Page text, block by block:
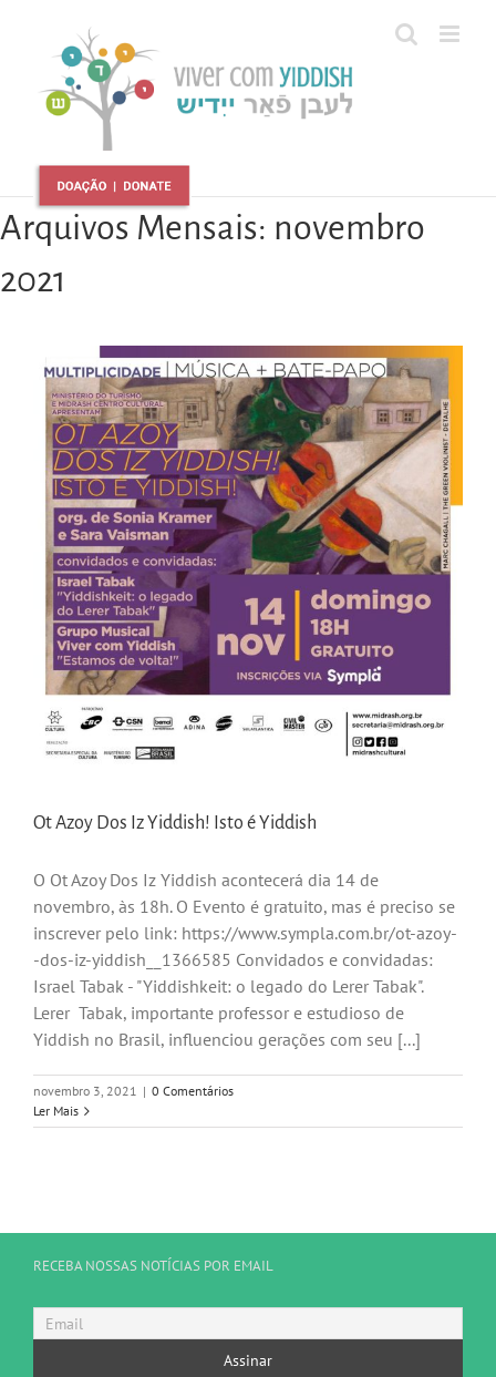
conteúdo
Arquivos Mensais: novembro
2021
Ot Azoy Dos Iz Yiddish! Isto é Yiddish
O Ot Azoy Dos Iz Yiddish acontecerá dia 14 de
novembro, às 18h. O Evento é gratuito, mas é preciso se
inscrever pelo link: https://www.sympla.com.br/ot-azoy-
-dos-iz-yiddish__1366585 Convidados e convidadas:
Israel Tabak - "Yiddishkeit: o legado do Lerer Tabak".
Lerer Tabak, importante professor e estudioso de
Yiddish no Brasil, influenciou gerações com seu [...]
novembro 3, 2021 | 0 Comentários
Ler Mais
RECEBA NOSSAS NOTÍCIAS POR EMAIL